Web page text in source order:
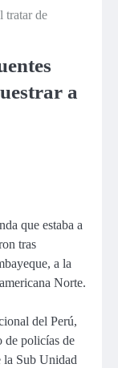
tratar de
a
que estaba a
tras
a la
Norte.
del Perú,
de policías de
la Sub Unidad